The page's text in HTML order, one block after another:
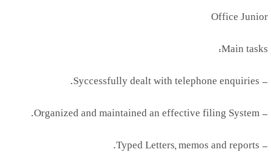
Office Junior
Main tasks
:
-
Syccessfully dealt with telephone enquiries
.
-
Organized and maintained an effective filing System
.
-
Typed Letters, memos and reports
.